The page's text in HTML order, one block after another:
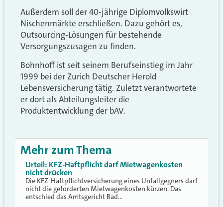
Außerdem soll der 40-jährige Diplomvolkswirt
Nischenmärkte erschließen. Dazu gehört es,
Outsourcing-Lösungen für bestehende
Versorgungszusagen zu finden.
Bohnhoff ist seit seinem Berufseinstieg im Jahr
1999 bei der Zurich Deutscher Herold
Lebensversicherung tätig. Zuletzt verantwortete
er dort als Abteilungsleiter die
Produktentwicklung der bAV.
Mehr zum Thema
Urteil: KFZ-Haftpflicht darf Mietwagenkosten
nicht drücken
Die KFZ-Haftpflichtversicherung eines Unfallgegners darf
nicht die geforderten Mietwagenkosten kürzen. Das
entschied das Amtsgericht Bad…